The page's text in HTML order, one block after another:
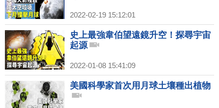
2022-02-19 15:12:01
史上最強韋伯望遠鏡升空！探尋宇宙
起源
2022-01-08 15:41:09
美國科學家首次用月球土壤種出植物